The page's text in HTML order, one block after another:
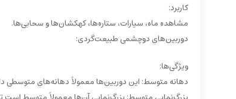
کاربرد:
مشاهده ماه، سیارات، ستاره‌ها، کهکشان‌ها و سحابی‌ها.
دوربین‌های دوچشمی طبیعت‌گردی:
ویژگی‌ها:
دهانه متوسط: این دوربین‌ها معمولاً دهانه‌های متوسطی